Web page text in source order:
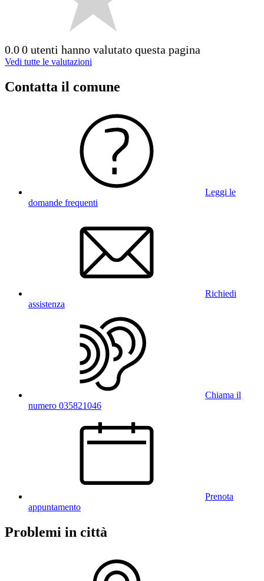
0.00 utenti hanno valutato questa pagina
Vedi tutte le valutazioni
Contatta il comune
Leggi le
domande frequenti
Richiedi
assistenza
Chiama il
numero 035821046
Prenota
appuntamento
Problemi in città